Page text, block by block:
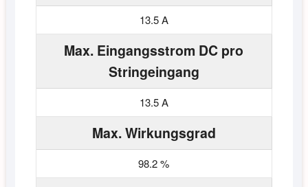
13.5 A
Max. Eingangsstrom DC pro
Stringeingang
13.5 A
Max. Wirkungsgrad
98.2 %